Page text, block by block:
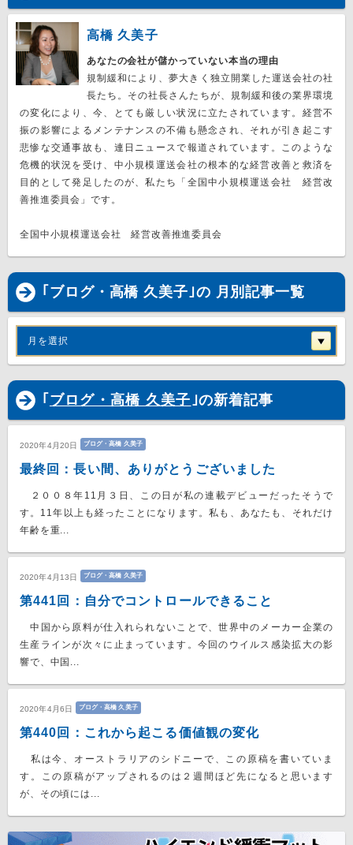
高橋 久美子
あなたの会社が儲かっていない本当の理由
規制緩和により、夢大きく独立開業した運送会社の社
長たち。その社長さんたちが、規制緩和後の業界環境
の変化により、今、とても厳しい状況に立たされています。経営不
振の影響によるメンテナンスの不備も懸念され、それが引き起こす
悲惨な交通事故も、連日ニュースで報道されています。このような
危機的状況を受け、中小規模運送会社の根本的な経営改善と救済を
目的として発足したのが、私たち「全国中小規模運送会社 経営改
善推進委員会」です。
全国中小規模運送会社 経営改善推進委員会
｢ブログ・高橋 久美子｣の 月別記事一覧
月を選択
｢ ブログ・高橋 久美子｣の新着記事
2020年4月20日 ブログ・高橋 久美子
最終回：長い間、ありがとうございました
２００８年11月３日、この日が私の連載デビューだったそうで
す。11年以上も経ったことになります。私も、あなたも、それだけ
年齢を重...
2020年4月13日 ブログ・高橋 久美子
第441回：自分でコントロールできること
中国から原料が仕入れられないことで、世界中のメーカー企業の
生産ラインが次々に止まっています。今回のウイルス感染拡大の影
響で、中国...
2020年4月6日 ブログ・高橋 久美子
第440回：これから起こる価値観の変化
私は今、オーストラリアのシドニーで、この原稿を書いていま
す。この原稿がアップされるのは２週間ほど先になると思います
が、その頃には...